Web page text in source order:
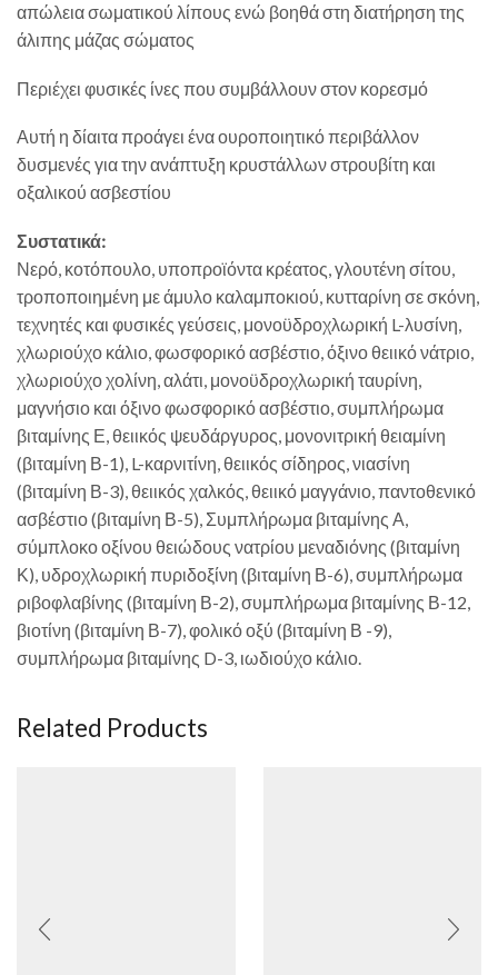
απώλεια σωματικού λίπους ενώ βοηθά στη διατήρηση της
άλιπης μάζας σώματος
Περιέχει φυσικές ίνες που συμβάλλουν στον κορεσμό
Αυτή η δίαιτα προάγει ένα ουροποιητικό περιβάλλον
δυσμενές για την ανάπτυξη κρυστάλλων στρουβίτη και
οξαλικού ασβεστίου
Συστατικά:
Νερό, κοτόπουλο, υποπροϊόντα κρέατος, γλουτένη σίτου,
τροποποιημένη με άμυλο καλαμποκιού, κυτταρίνη σε σκόνη,
τεχνητές και φυσικές γεύσεις, μονοϋδροχλωρική L-λυσίνη,
χλωριούχο κάλιο, φωσφορικό ασβέστιο, όξινο θειικό νάτριο,
χλωριούχο χολίνη, αλάτι, μονοϋδροχλωρική ταυρίνη,
μαγνήσιο και όξινο φωσφορικό ασβέστιο, συμπλήρωμα
βιταμίνης Ε, θειικός ψευδάργυρος, μονονιτρική θειαμίνη
(βιταμίνη Β-1), L-καρνιτίνη, θειικός σίδηρος, νιασίνη
(βιταμίνη Β-3), θειικός χαλκός, θειικό μαγγάνιο, παντοθενικό
ασβέστιο (βιταμίνη Β-5), Συμπλήρωμα βιταμίνης Α,
σύμπλοκο οξίνου θειώδους νατρίου μεναδιόνης (βιταμίνη
Κ), υδροχλωρική πυριδοξίνη (βιταμίνη Β-6), συμπλήρωμα
ριβοφλαβίνης (βιταμίνη Β-2), συμπλήρωμα βιταμίνης Β-12,
βιοτίνη (βιταμίνη Β-7), φολικό οξύ (βιταμίνη Β -9),
συμπλήρωμα βιταμίνης D-3, ιωδιούχο κάλιο.
Related Products